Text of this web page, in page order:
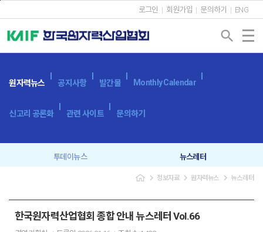
로그인 회원가입 문의하기 ENG
search
원자력뉴스 공지사항 발간물 Monthly Calendar
신고리 공론화 관련 사이트 문의하기
투데이뉴스 뉴스레터
navigate_next 정보자료 navigate_next원자력뉴스 navigate_next 뉴스레터
한국원자력산업협회 종합 안내 뉴스레터 Vol.66